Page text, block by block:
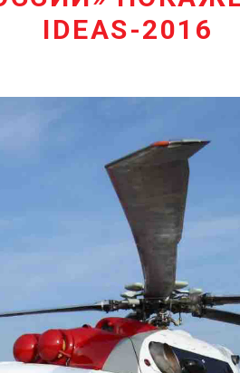
IDEAS-2016